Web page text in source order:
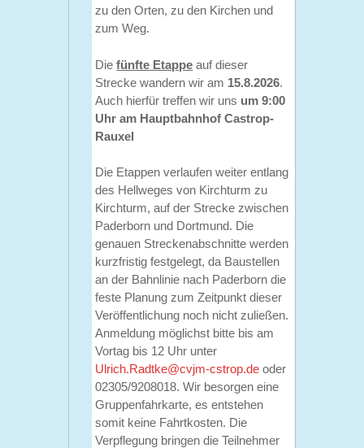
zu den Orten, zu den Kirchen und
zum Weg.
Diefünfte Etappe auf dieser
Strecke wandern wir am 15.8.2026.
Auch hierfür treffen wir uns um 9:00
Uhr am Hauptbahnhof Castrop-
Rauxel
Die Etappen verlaufen weiter entlang
des Hellweges von Kirchturm zu
Kirchturm, auf der Strecke zwischen
Paderborn und Dortmund. Die
genauen Streckenabschnitte werden
kurzfristig festgelegt, da Baustellen
an der Bahnlinie nach Paderborn die
feste Planung zum Zeitpunkt dieser
Veröffentlichung noch nicht zuließen.
Anmeldung möglichst bitte bis am
Vortag bis 12 Uhr unter
Ulrich.Radtke@cvjm-cstrop.de oder
02305/9208018. Wir besorgen eine
Gruppenfahrkarte, es entstehen
somit keine Fahrtkosten. Die
Verpflegung bringen die Teilnehmer